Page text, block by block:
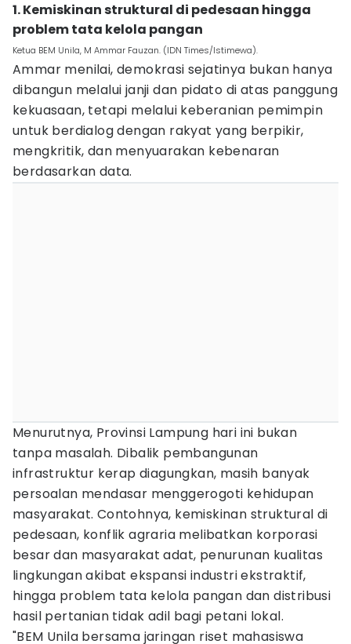
1. Kemiskinan struktural di pedesaan hingga
problem tata kelola pangan
Ketua BEM Unila, M Ammar Fauzan. (IDN Times/Istimewa).
Ammar menilai, demokrasi sejatinya bukan hanya
dibangun melalui janji dan pidato di atas panggung
kekuasaan, tetapi melalui keberanian pemimpin
untuk berdialog dengan rakyat yang berpikir,
mengkritik, dan menyuarakan kebenaran
berdasarkan data.
Menurutnya, Provinsi Lampung hari ini bukan
tanpa masalah. Dibalik pembangunan
infrastruktur kerap diagungkan, masih banyak
persoalan mendasar menggerogoti kehidupan
masyarakat. Contohnya, kemiskinan struktural di
pedesaan, konflik agraria melibatkan korporasi
besar dan masyarakat adat, penurunan kualitas
lingkungan akibat ekspansi industri ekstraktif,
hingga problem tata kelola pangan dan distribusi
hasil pertanian tidak adil bagi petani lokal.
"BEM Unila bersama jaringan riset mahasiswa